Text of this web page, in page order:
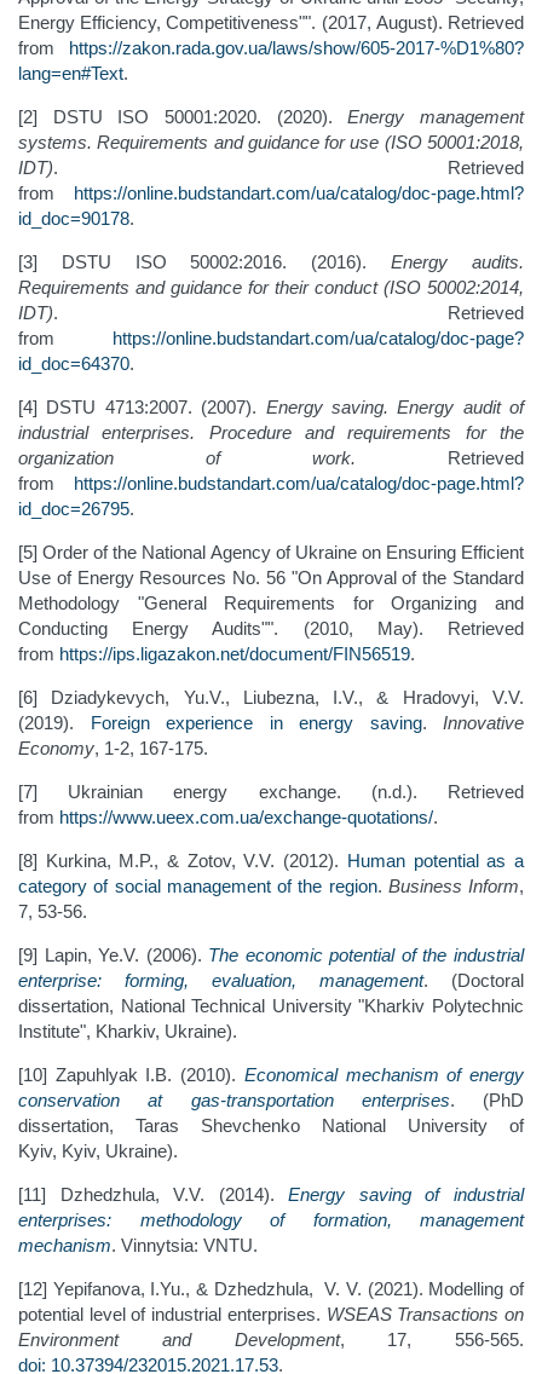
Energy Efficiency, Competitiveness"". (2017, August). Retrieved
from https://zakon.rada.gov.ua/laws/show/605-2017-%D1%80?
lang=en#Text.
[2] DSTU ISO 50001:2020. (2020).Energy management
systems. Requirements and guidance for use (ISO 50001:2018,
IDT). Retrieved
from https://online.budstandart.com/ua/catalog/doc-page.html?
id_doc=90178.
[3] DSTU ISO 50002:2016. (2016).Energy audits.
Requirements and guidance for their conduct (ISO 50002:2014,
IDT). Retrieved
from https://online.budstandart.com/ua/catalog/doc-page?
id_doc=64370.
[4] DSTU 4713:2007. (2007). Energy saving. Energy audit of
industrial enterprises. Procedure and requirements for the
organization of work. Retrieved
from https://online.budstandart.com/ua/catalog/doc-page.html?
id_doc=26795.
[5] Order of the National Agency of Ukraine on Ensuring Efficient
Use of Energy Resources No. 56 "On Approval of the Standard
Methodology "General Requirements for Organizing and
Conducting Energy Audits"". (2010, May). Retrieved
from https://ips.ligazakon.net/document/FIN56519.
[6] Dziadykevych, Yu.V., Liubezna, I.V., & Hradovyi, V.V.
(2019). Foreign experience in energy saving. Innovative
Economy, 1-2, 167-175.
[7] Ukrainian energy exchange. (n.d.). Retrieved
from https://www.ueex.com.ua/exchange-quotations/.
[8] Kurkina, M.P., & Zotov, V.V. (2012). Human potential as a
category of social management of the region. Business Inform,
7, 53-56.
[9] Lapin, Ye.V. (2006). The economic potential of the industrial
enterprise: forming, evaluation, management. (Doctoral
dissertation, National Technical University "Kharkiv Polytechnic
Institute", Kharkiv, Ukraine).
[10] Zapuhlyak I.B. (2010). Economical mechanism of energy
conservation at gas-transportation enterprises. (PhD
dissertation, Taras Shevchenko National University of
Kyiv, Kyiv, Ukraine).
[11] Dzhedzhula, V.V. (2014).Energy saving of industrial
enterprises: methodology of formation, management
mechanism. Vinnytsia: VNTU.
[12] Yepifanova, I.Yu., & Dzhedzhula, V. V. (2021). Modelling of
potential level of industrial enterprises. WSEAS Transactions on
Environment and Development, 17, 556-565.
doi: 10.37394/232015.2021.17.53.